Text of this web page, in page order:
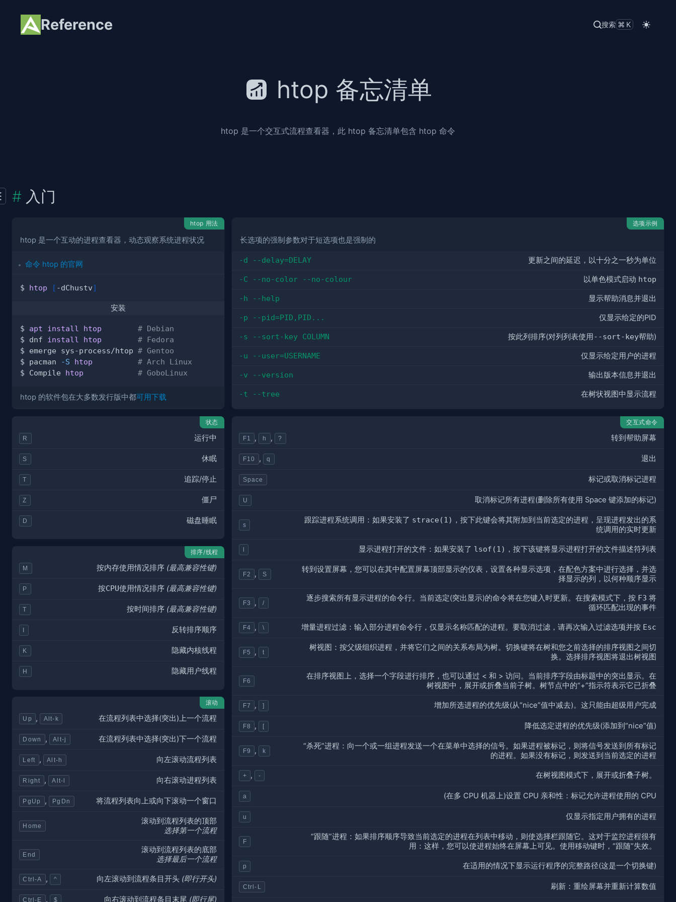
Reference 搜索 ⌘K
htop 备忘清单
htop 是一个交互式流程查看器，此 htop 备忘清单包含 htop 命令
入门
htop 用法
htop 是一个互动的进程查看器，动态观察系统进程状况
命令 htop 的官网
$ htop [ -dChustv]
安装
$ apt install htop
# Debian
$ dnf install htop
# Fedora
$ emerge sys-process/htop # Gentoo
$ pacman
-S htop
# Arch Linux
$ Compile htop # GoboLinux
htop 的软件包在大多数发行版中都可用下载
选项示例
长选项的强制参数对于短选项也是强制的
-d --delay=DELAY 更新之间的延迟，以十分之一秒为单位
-C --no-color --no-colour 以单色模式启动 htop
-h --help 显示帮助消息并退出
-p --pid=PID,PID... 仅显示给定的PID
-s --sort-key COLUMN 按此列排序(对列列表使用 --sort-key帮助)
-u --user=USERNAME 仅显示给定用户的进程
-v --version 输出版本信息并退出
-t --tree 在树状视图中显示流程
状态
R 运行中
S 休眠
T 追踪/停止
Z 僵尸
D 磁盘睡眠
交互式命令
F1 , h , ? 转到帮助屏幕
F10 , q 退出
Space 标记或取消标记进程
U 取消标记所有进程(删除所有使用 Space 键添加的标记)
s
跟踪进程系统调用：如果安装了 strace(1) ，按下此键会将其附加到当前选定的进程，呈现进程发出的系
统调用的实时更新
l 显示进程打开的文件：如果安装了 lsof(1) ，按下该键将显示进程打开的文件描述符列表
F2 , S
转到设置屏幕，您可以在其中配置屏幕顶部显示的仪表，设置各种显示选项，在配色方案中进行选择，并选
择显示的列，以何种顺序显示
F3 , /
逐步搜索所有显示进程的命令行。当前选定(突出显示)的命令将在您键入时更新。在搜索模式下，按 F3 将
循环匹配出现的事件
F4 , \ 增量进程过滤：输入部分进程命令行，仅显示名称匹配的进程。要取消过滤，请再次输入过滤选项并按 Esc
F5 , t
树视图：按父级组织进程，并将它们之间的关系布局为树。切换键将在树和您之前选择的排序视图之间切
换。选择排序视图将退出树视图
F6
在排序视图上，选择一个字段进行排序，也可以通过 < 和 > 访问。当前排序字段由标题中的突出显示。在
树视图中，展开或折叠当前子树。树节点中的“+”指示符表示它已折叠
F7 , ] 增加所选进程的优先级(从“nice”值中减去)。这只能由超级用户完成
F8 , [ 降低选定进程的优先级(添加到“nice”值)
F9 , k
“杀死”进程：向一个或一组进程发送一个在菜单中选择的信号。如果进程被标记，则将信号发送到所有标记
的进程。如果没有标记，则发送到当前选定的进程
+ , - 在树视图模式下，展开或折叠子树。
a (在多 CPU 机器上)设置 CPU 亲和性：标记允许进程使用的 CPU
u 仅显示指定用户拥有的进程
F
“跟随”进程：如果排序顺序导致当前选定的进程在列表中移动，则使选择栏跟随它。这对于监控进程很有
用：这样，您可以使进程始终在屏幕上可见。使用移动键时，“跟随”失效。
p 在适用的情况下显示运行程序的完整路径(这是一个切换键)
Ctrl-L 刷新：重绘屏幕并重新计算数值
排序/线程
M 按内存使用情况排序 (最高兼容性键)
P 按CPU使用情况排序 (最高兼容性键)
T 按时间排序 (最高兼容性键)
I 反转排序顺序
K 隐藏内核线程
H 隐藏用户线程
滚动
Up , Alt-k 在流程列表中选择(突出) 上一个流程
Down , Alt-j 在流程列表中选择(突出)下一个流程
Left , Alt-h 向左滚动流程列表
Right , Alt-l 向右滚动进程列表
PgUp , PgDn 将流程列表向上或向下滚动一个窗口
Home
滚动到流程列表的顶部
选择第一个流程
End
滚动到流程列表的底部
选择最后一个流程
Ctrl-A , ^ 向左滚动到流程条目开头 (即行开头)
Ctrl-E , $ 向右滚动到流程条目 末尾 (即行尾)